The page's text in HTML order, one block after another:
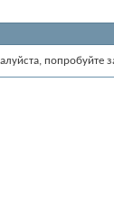
попробуйте